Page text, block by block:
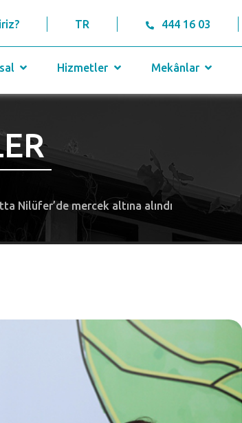
TR 444 16 03
Hizmetler Mekânlar
Nilüfer’de mercek altına alındı